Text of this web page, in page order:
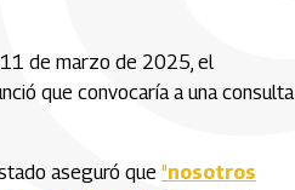
de marzo de 2025, el
que convocaría a una consulta
aseguró que "nosotros